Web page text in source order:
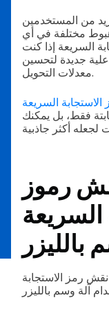
من المستخدمين
مختلفة في أي
السريعة إذا كنت
جديدة لتحسين
معدلات التحويل.
فقط، بل يمكنك
رموز
السريعة
بالليزر
رمز الاستجابة